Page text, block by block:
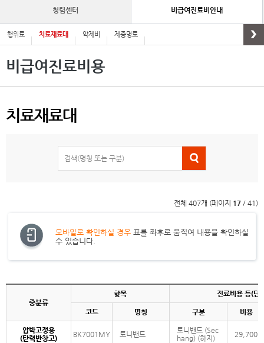
청렴센터 비급여진료비안내
행위료 치료재료대 약제비 제증명료
비급여진료비용
치료재료대
검색(명칭 또는 구분)
전체 407개 (페이지 17 / 41)
모바일로 확인하실 경우 표를 좌후로 움직여 내용을 확인하실
수 있습니다.
중분류
항목 진료비용 등(단
코드 명칭 구분 비용
압박고정용
(탄력반창고)
BK7001MY 토니밴드
토니밴드 (Sec
hang) (하지)
29,700